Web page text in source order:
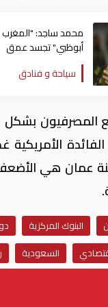
محمد ساجد:
أبوظبي" تجسد عمق
العلاقات التاريخية بين
البلدين
سياحة و فنادق
المصرفيون بشكل
الأمريكية
عمان هي
البنوك المركزية
السعودية